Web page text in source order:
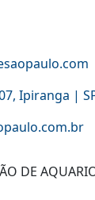
Ipiranga |
DE